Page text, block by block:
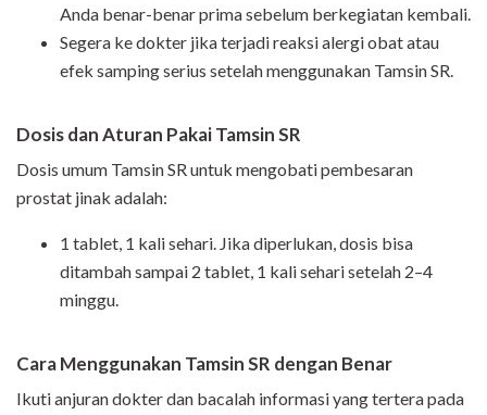
Anda benar-benar prima sebelum berkegiatan kembali.
Segera ke dokter jika terjadi reaksi alergi obat atau
efek samping serius setelah menggunakan Tamsin SR.
Dosis dan Aturan Pakai Tamsin SR
Dosis umum Tamsin SR untuk mengobati pembesaran
prostat jinak adalah:
1 tablet, 1 kali sehari. Jika diperlukan, dosis bisa
ditambah sampai 2 tablet, 1 kali sehari setelah 2–4
minggu.
Cara Menggunakan Tamsin SR dengan Benar
Ikuti anjuran dokter dan bacalah informasi yang tertera pada